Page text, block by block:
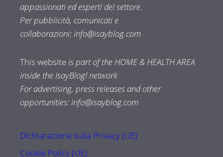
appassionati ed esperti del settore.
Per pubblicità, comunicati e
collaborazioni:info@isayblog.com
This websiteis part of the HOME & HEALTH AREA
inside the IsayBlog! network
For advertising, press releases and other
opportunities:info@isayblog.com
Dichiarazione sulla Privacy (UE)
Cookie Policy (UE)